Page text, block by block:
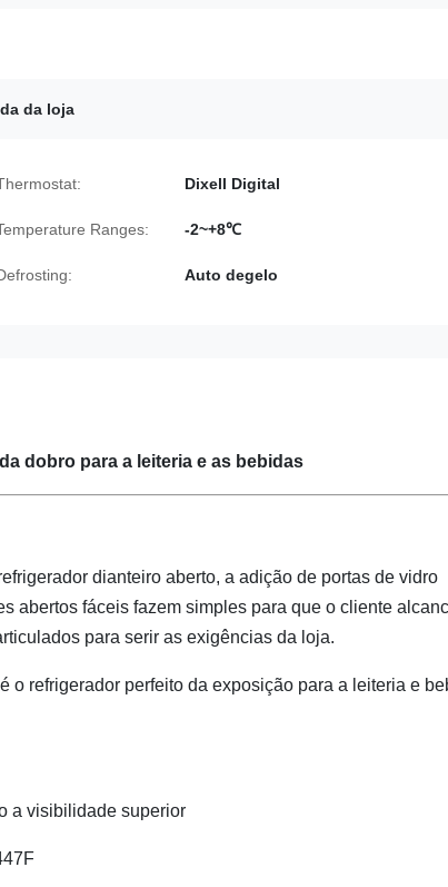
da loja
Dixell Digital
Ranges: -2~+8℃
Auto degelo
dobro para a leiteria e as bebidas
dianteiro aberto, a adição de portas de vidro
abertos fáceis fazem simples para que o cliente
para serir as exigências da loja.
o refrigerador perfeito da exposição para a leiteria e
a visibilidade superior